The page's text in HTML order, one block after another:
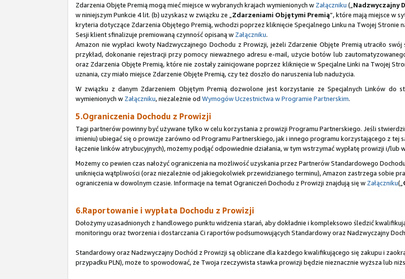
Zdarzenia Objęte Premią mogą mieć miejsce w wybranych krajach wymienionych w Załączniku („ Nadzwyczajny
w niniejszym Punkcie 4 lit. (b) uzyskasz w związku ze „ Zdarzeniami Objętymi Premią”, które mają miejsce w
kryteria dotyczące Zdarzenia Objętego Premią, wchodzi poprzez kliknięcie Specjalnego Linku na Twojej Stronie
Sesji klient sfinalizuje premiowaną czynność opisaną w Załączniku.
Amazon nie wypłaci kwoty Nadzwyczajnego Dochodu z Prowizji, jeżeli Zdarzenie Objęte Premią utraciło
przykład, dokonanie rejestracji przy pomocy nieważnego adresu e-mail, użycie botów lub
oraz Zdarzenia Objęte Premią, które nie zostały zainicjowane poprzez kliknięcie w Specjalne Linki na Twojej
uznania, czy miało miejsce Zdarzenie Objęte Premią, czy też doszło do naruszenia lub nadużycia.
W związku z danym Zdarzeniem Objętym Premią dozwolone jest korzystanie ze Specjalnych Linków do
wymienionych w Załączniku, niezależnie od Wymogów Uczestnictwa w Programie Partnerskim.
5.Ograniczenia Dochodu z Prowizji
Tagi partnerów powinny być używane tylko w celu korzystania z prowizji Programu Partnerskiego. Jeśli
imieniu) ubiegać się o prowizje zarówno od Programu Partnerskiego, jak i innego programu korzystającego z tej
łączenie linków atrybucyjnych), możemy podjąć odpowiednie działania, w tym wstrzymać wypłatę prowizji i/lub
Możemy co pewien czas nałożyć ograniczenia na możliwość uzyskania przez Partnerów Standardowego
uniknięcia wątpliwości (oraz niezależnie od jakiegokolwiek przewidzianego terminu), Amazon zastrzega sobie
ograniczenia w dowolnym czasie. Informacje na temat Ograniczeń Dochodu z Prowizji znajdują się w Załączniku(„
6.Raportowanie i wypłata Dochodu z Prowizji
Dołożymy uzasadnionych z handlowego punktu widzenia starań, aby dokładnie i kompleksowo śledzić
monitoringu oraz tworzenia i dostarczania Ci raportów podsumowujących Standardowy oraz Nadzwyczajny
Standardowy oraz Nadzwyczajny Dochód z Prowizji są obliczane dla każdego kwalifikującego się zakupu i
przypadku PLN), może to spowodować, że Twoja rzeczywista stawka prowizji będzie nieznacznie wyższa lub